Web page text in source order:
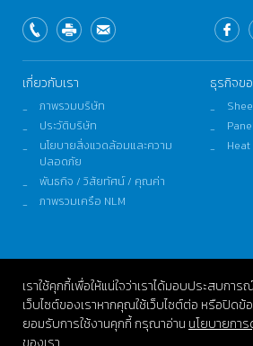
เกี่ยวกับเรา
ภาพรวมบริษัท
ประวัติบริษัท
นโยบายสิ่งแวดล้อมและความ
ปลอดภัย
พันธกิจ / วิสัยทัศน์ / คุณค่า
ภาพรวมเครือ NLM
ธุรกิจข
เราใช้คุกกี้เพื่อให้แน่ใจว่าเราได้มอบประสบกา
เว็บไซต์ของเราหากคุณใช้เว็บไซต์ต่อ หรือปิด
ยอมรับการใช้งานคุกกี้กรุณาอ่าน นโยบายกา